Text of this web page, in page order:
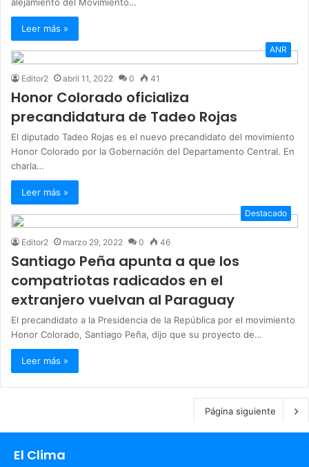
Leer más »
ANR
Editor2 abril 11, 2022 0 41
Honor Colorado oficializa
precandidatura de Tadeo Rojas
El diputado Tadeo Rojas es el nuevo precandidato del movimiento
Honor Colorado por la Gobernación del Departamento Central. En
charla…
Leer más »
Destacado
Editor2 marzo 29, 2022 0 46
Santiago Peña apunta a que los
compatriotas radicados en el
extranjero vuelvan al Paraguay
El precandidato a la Presidencia de la República por el movimiento
Honor Colorado, Santiago Peña, dijo que su proyecto de…
Leer más »
Página siguiente
El Clima